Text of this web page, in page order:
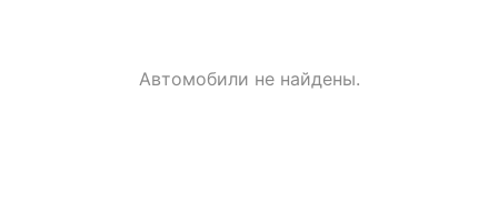
Автомобили не найдены.